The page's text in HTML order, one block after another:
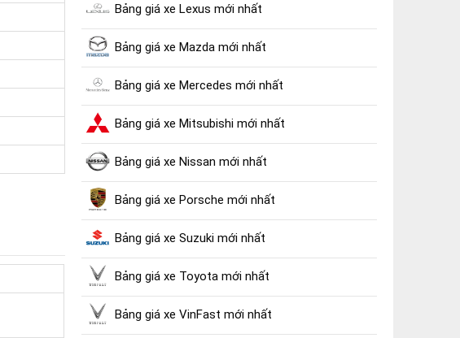
Bảng giá xe Lexus mới nhất
Bảng giá xe Mazda mới nhất
Bảng giá xe Mercedes mới nhất
Bảng giá xe Mitsubishi mới nhất
Bảng giá xe Nissan mới nhất
Bảng giá xe Porsche mới nhất
Bảng giá xe Suzuki mới nhất
Bảng giá xe Toyota mới nhất
Bảng giá xe VinFast mới nhất